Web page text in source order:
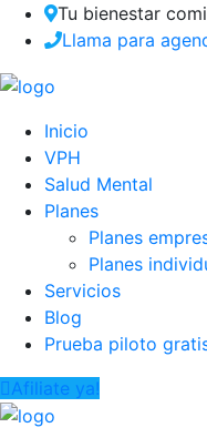
Tu bienestar
Llama para
Inicio
VPH
Salud Mental
Planes
Planes
Planes
Servicios
Blog
Prueba piloto
Afiliate ya!